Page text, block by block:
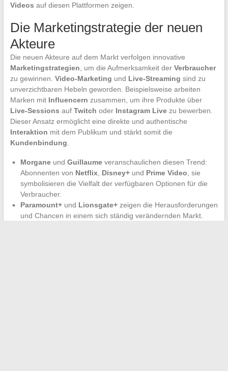
Videos auf diesen Plattformen zeigen.
Die Marketingstrategie der neuen
Akteure
Die neuen Akteure auf dem Markt verfolgen innovative
Marketingstrategien , um die Aufmerksamkeit der Verbraucher
zu gewinnen. Video-Marketing und Live-Streaming sind zu
unverzichtbaren Hebeln geworden. Beispielsweise arbeiten
Marken mit Influencern zusammen, um ihre Produkte über
Live-Sessions auf Twitch oder Instagram Livezu bewerben.
Dieser Ansatz ermöglicht eine direkte und authentische
Interaktion mit dem Publikum und stärkt somit die
Kundenbindung
Morganeund Guillaumeveranschaulichen diesen Trend:
Abonnenten von Netflix, Disney+und Prime Video , sie
symbolisieren die Vielfalt der verfügbaren Optionen für die
Verbraucher.
Paramount+und Lionsgate+zeigen die Herausforderungen
und Chancen in einem sich ständig verändernden Markt.